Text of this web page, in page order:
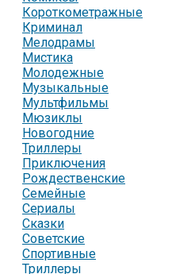
Короткометражные
Криминал
Мелодрамы
Мистика
Молодежные
Музыкальные
Мультфильмы
Мюзиклы
Новогодние
Триллеры
Приключения
Рождественские
Семейные
Сериалы
Сказки
Советские
Спортивные
Триллеры